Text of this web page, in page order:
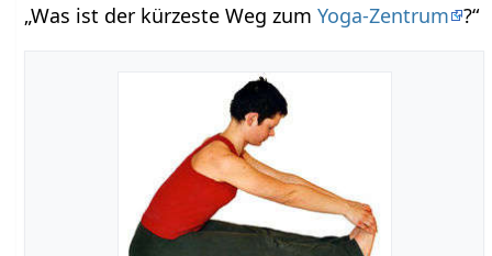
„Was ist der kürzeste Weg zumYoga-Zentrum ?“